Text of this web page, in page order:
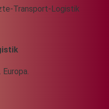
Transport-Logistik